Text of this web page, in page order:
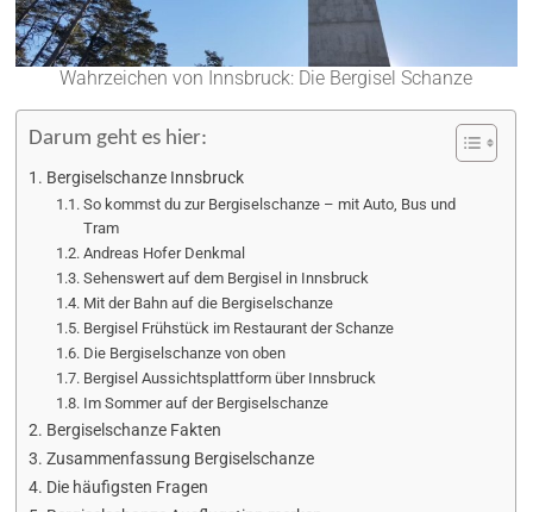
Wahrzeichen von Innsbruck: Die Bergisel Schanze
Darum geht es hier:
Bergiselschanze Innsbruck
So kommst du zur Bergiselschanze – mit Auto, Bus und
Tram
Andreas Hofer Denkmal
Sehenswert auf dem Bergisel in Innsbruck
Mit der Bahn auf die Bergiselschanze
Bergisel Frühstück im Restaurant der Schanze
Die Bergiselschanze von oben
Bergisel Aussichtsplattform über Innsbruck
Im Sommer auf der Bergiselschanze
Bergiselschanze Fakten
Zusammenfassung Bergiselschanze
Die häufigsten Fragen